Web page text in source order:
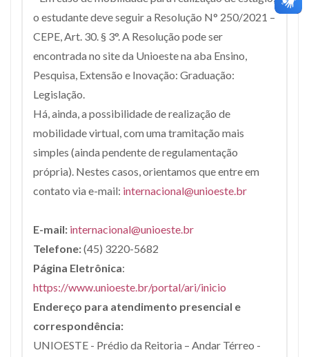
o estudante deve seguir a Resolução N° 250/2021 –
CEPE, Art. 30. § 3°. A Resolução pode ser
encontrada no site da Unioeste na aba Ensino,
Pesquisa, Extensão e Inovação: Graduação:
Legislação.
Há, ainda, a possibilidade de realização de
mobilidade virtual, com uma tramitação mais
simples (ainda pendente de regulamentação
própria). Nestes casos, orientamos que entre em
contato via e-mail: internacional@unioeste.br
E-mail: internacional@unioeste.br
Telefone:(45) 3220-5682
Página Eletrônica:
https://www.unioeste.br/portal/ari/inicio
Endereço para atendimento presencial e
correspondência:
UNIOESTE - Prédio da Reitoria – Andar Térreo -